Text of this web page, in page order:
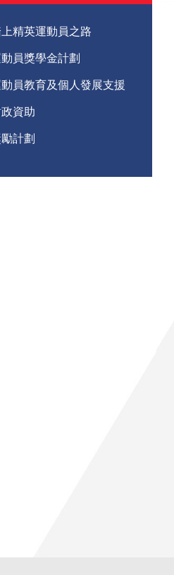
精英運動員之路
員獎學金計劃
員教育及個人發展支援
資助
計劃